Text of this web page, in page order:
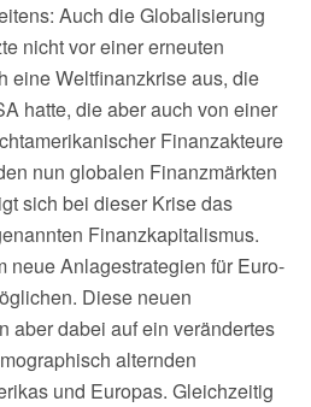
Auch die Globalisierung
nicht vor einer erneuten
eine Weltfinanzkrise aus, die
hatte, die aber auch von einer
Finanzakteure
nun globalen Finanzmärkten
sich bei dieser Krise das
Finanzkapitalismus.
neue Anlagestrategien für Euro-
Diese neuen
aber dabei auf ein verändertes
alternden
und Europas. Gleichzeitig